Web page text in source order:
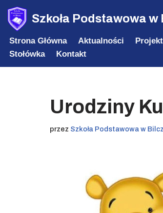
Przejdź
do
treści
Szkoła Podstawowa w
Strona Główna Aktualności
Stołówka
Kontakt
Urodziny
przez Szkoła Podstawowa w